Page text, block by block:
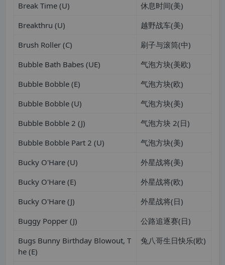
Break Time (U)
休息时间(美)
Breakthru (U)
越野战车(美)
Brush Roller (C)
刷子与滚筒(中)
Bubble Bath Babes (UE)
气泡方块(美欧)
Bubble Bobble (E)
气泡方块(欧)
Bubble Bobble (U)
气泡方块(美)
Bubble Bobble 2 (J)
气泡方块 2(日)
Bubble Bobble Part 2 (U)
气泡方块(美)
Bucky O'Hare (U)
外星战将(美)
Bucky O'Hare (E)
外星战将(欧)
Bucky O'Hare (J)
外星战将(日)
Buggy Popper (J)
公路追逐赛(日)
Bugs Bunny Birthday Blowout, T
he (E)
兔八哥生日快乐(欧)